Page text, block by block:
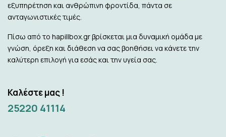
εξυπηρέτηση και ανθρώπινη φροντίδα, πάντα σε
ανταγωνιστικές τιμές.
Πίσω από το hapillbox.gr βρίσκεται μια δυναμική ομάδα με
γνώση, όρεξη και διάθεση να σας βοηθήσει να κάνετε την
καλύτερη επιλογή για εσάς και την υγεία σας.
Καλέστε μας !
25220 41114